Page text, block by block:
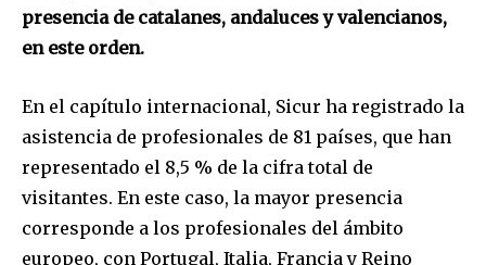
presencia de catalanes, andaluces y valencianos,
en este orden.
En el capítulo internacional, Sicur ha registrado la
asistencia de profesionales de 81 países, que han
representado el 8,5 % de la cifra total de
visitantes. En este caso, la mayor presencia
corresponde a los profesionales del ámbito
europeo, con Portugal, Italia, Francia y Reino